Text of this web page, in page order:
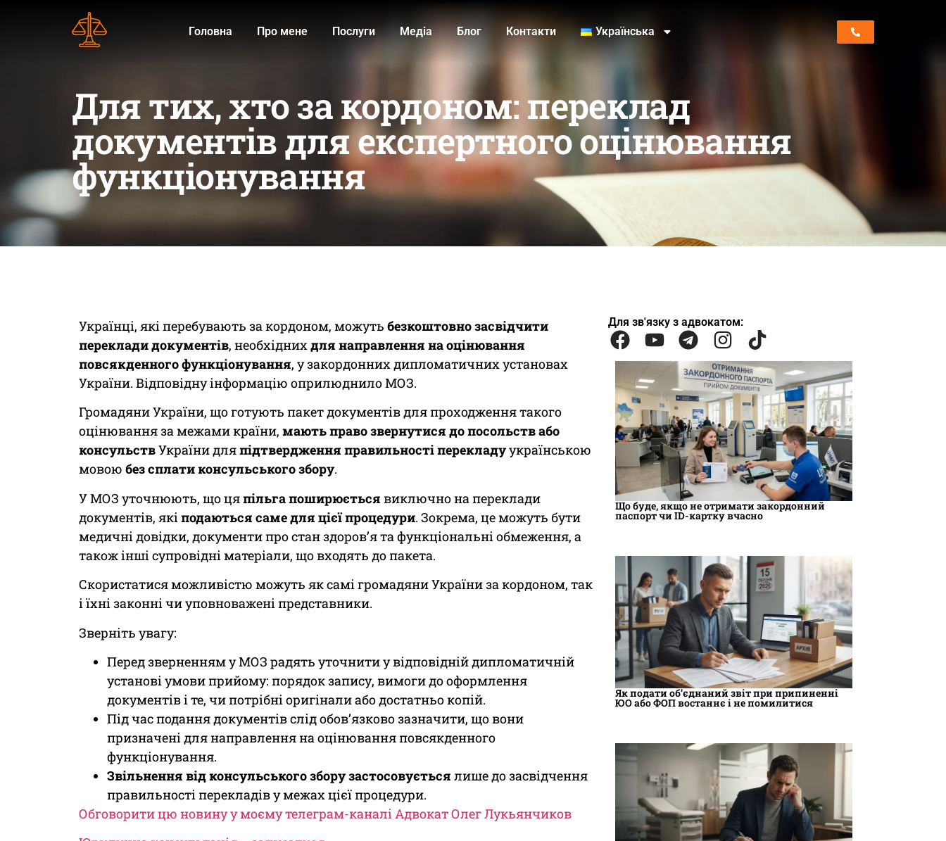
Головна Про мене Послуги Медiа Блог Контакти Українська
Для тих, хто за кордоном: переклад
документів для експертного оцінювання
функціонування
Українці, які перебувають за кордоном, можуть безкоштовно засвідчити
переклади документів, необхіднихдля направлення на оцінювання
повсякденного функціонування, у закордонних дипломатичних установах
України. Відповідну інформацію оприлюднило МОЗ.
Громадяни України, що готують пакет документів для проходження такого
оцінювання за межами країни, мають право звернутися до посольств або
консульствУкраїни дляпідтвердження правильності перекладуукраїнською
мовою без сплати консульського збору.
У МОЗ уточнюють, що цяпільга поширюється виключно на переклади
документів, які подаються саме для цієї процедури. Зокрема, це можуть бути
медичні довідки, документи про стан здоров’я та функціональні обмеження, а
також інші супровідні матеріали, що входять до пакета.
Скористатися можливістю можуть як самі громадяни України за кордоном, так
і їхні законні чи уповноважені представники.
Зверніть увагу:
Перед зверненням у МОЗ радять уточнити у відповідній дипломатичній
установі умови прийому: порядок запису, вимоги до оформлення
документів і те, чи потрібні оригінали або достатньо копій.
Під час подання документів слід обов’язково зазначити, що вони
призначені для направлення на оцінювання повсякденного
функціонування.
Звільнення від консульського збору застосовується лише до засвідчення
правильності перекладів у межах цієї процедури.
Обговорити цю новину у моєму телеграм-каналі Адвокат Олег Лукьянчиков
Для зв'язку з адвокатом:
Що буде, якщо не отримати закордонний
паспорт чи ID-картку вчасно
Як подати об’єднаний звіт при припиненні
ЮО або ФОП востаннє і не помилитися